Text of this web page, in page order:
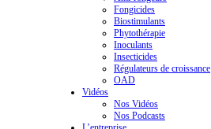
Fongicides
Biostimulants
Phytothérapie
Inoculants
Insecticides
Régulateurs de croissance
OAD
Vidéos
Nos Vidéos
Nos Podcasts